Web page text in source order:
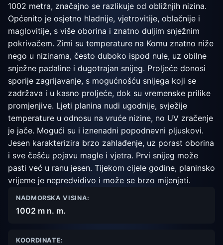
1002 metra, značajno se razlikuje od obližnjih nizina.
Općenito je osjetno hladnije, vjetrovitije, oblačnije i
maglovitije, s više oborina i znatno duljim snježnim
pokrivačem. Zimi su temperature na Komu znatno niže
nego u nizinama, često duboko ispod nule, uz obilne
snježne padaline i dugotrajan snijeg. Proljeće donosi
sporije zagrijavanje, s mogućnošću snijega koji se
zadržava i u kasno proljeće, dok su vremenske prilike
promjenjive. Ljeti planina nudi ugodnije, svježije
temperature u odnosu na vruće nizine, no UV zračenje
je jače. Mogući su i iznenadni popodnevni pljuskovi.
Jesen karakterizira brzo zahlađenje, uz porast oborina
i sve češću pojavu magle i vjetra. Prvi snijeg može
pasti već u ranu jesen. Tijekom cijele godine, planinsko
vrijeme je nepredvidivo i može se brzo mijenjati.
NADMORSKA VISINA:
1002 m n. m.
KOORDINATE: